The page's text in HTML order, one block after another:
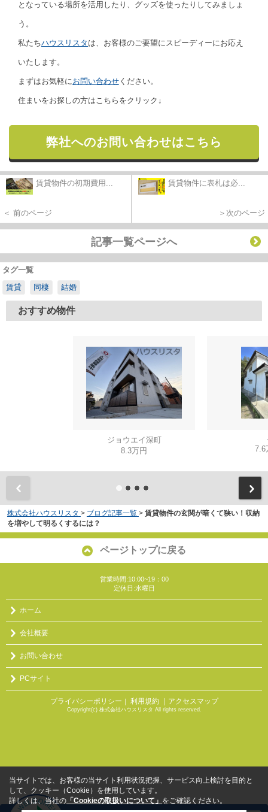
となっている場所を活用したり、グッズを使ったりしてみましょ
う。
私たちハウスリスタ は、お客様のご要望にスピーディーにお応え
いたします。
まずはお気軽にお問い合わせ ください。
住まいをお探しの方はこちらをクリック↓
弊社へのお問い合わせはこちら
賃貸物件の初期費用...
＜ 前のページ
賃貸物件に表札は必...
＞次のページ
記事一覧ページへ
タグ一覧
賃貸
同棲 結婚
おすすめ物件
ジョウエイ深町
8.3万円
7.6
株式会社ハウスリスタ > ブログ記事一覧 > 賃貸物件の玄関が暗くて狭い！収納
を増やして明るくするには？
ページトップに戻る
営業時間:10:00~19：00
定休日:水曜日
ホーム
会社概要
お問い合わせ
PCサイト
プライバシーポリシー 利用規約 ｜アクセスマップ
Copyright(c) 株式会社ハウスリスタ All rights reserved.
当サイトでは、お客様の当サイト利用状況把握、サービス向上検討を目的と
して、クッキー（Cookie）を使用しています。
詳しくは、当社の 「Cookieの取扱いについて」 をご確認ください。